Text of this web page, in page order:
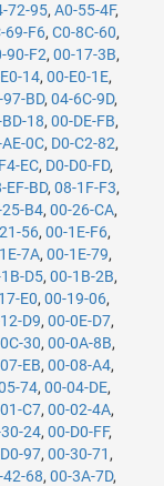
72-95, A0-55-4F,
69-F6, C0-8C-60,
90-F2, 00-17-3B,
14, 00-E0-1E,
97-BD, 04-6C-9D,
18, 00-DE-FB,
0C, D0-C2-82,
EC, D0-D0-FD,
EF-BD, 08-1F-F3,
B4, 00-26-CA,
56, 00-1E-F6,
7A, 00-1E-79,
D5, 00-1B-2B,
E0, 00-19-06,
D9, 00-0E-D7,
30, 00-0A-8B,
EB, 00-08-A4,
74, 00-04-DE,
C7, 00-02-4A,
24, 00-D0-FF,
97, 00-30-71 ,
42-68, 00-3A-7D,